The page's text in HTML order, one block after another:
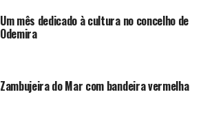
Um mês dedicado à cultura no concelho de
Odemira
Zambujeira do Mar com bandeira vermelha